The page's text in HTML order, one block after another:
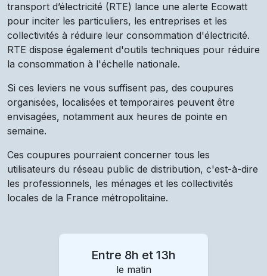
transport d’électricité (RTE) lance une alerte Ecowatt
pour inciter les particuliers, les entreprises et les
collectivités à réduire leur consommation d'électricité.
RTE dispose également d'outils techniques pour réduire
la consommation à l'échelle nationale.
Si ces leviers ne vous suffisent pas, des coupures
organisées, localisées et temporaires peuvent être
envisagées, notamment aux heures de pointe en
semaine.
Ces coupures pourraient concerner tous les
utilisateurs du réseau public de distribution, c'est-à-dire
les professionnels, les ménages et les collectivités
locales de la France métropolitaine.
Entre 8h et 13h
le matin